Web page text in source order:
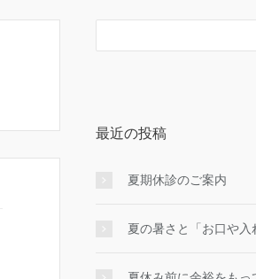
最近の投稿
夏期休診のご案内
夏の暑さと「お口や入